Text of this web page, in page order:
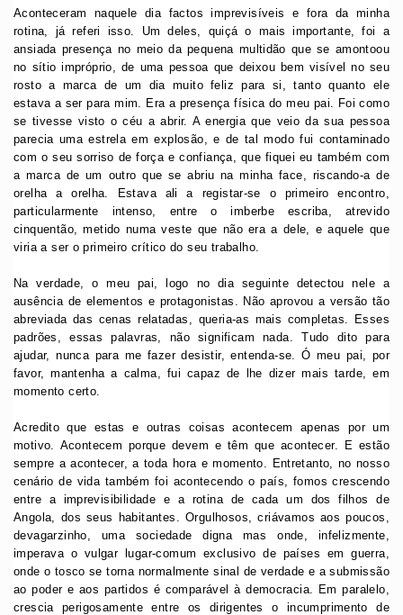
Aconteceram naquele dia factos imprevisíveis e fora da minha
rotina, já referi isso. Um deles, quiçá o mais importante, foi a
ansiada presença no meio da pequena multidão que se amontoou
no sítio impróprio, de uma pessoa que deixou bem visível no seu
rosto a marca de um dia muito feliz para si, tanto quanto ele
estava a ser para mim. Era a presença física do meu pai. Foi como
se tivesse visto o céu a abrir. A energia que veio da sua pessoa
parecia uma estrela em explosão, e de tal modo fui contaminado
com o seu sorriso de força e confiança, que fiquei eu também com
a marca de um outro que se abriu na minha face, riscando-a de
orelha a orelha. Estava ali a registar-se o primeiro encontro,
particularmente intenso, entre o imberbe escriba, atrevido
cinquentão, metido numa veste que não era a dele, e aquele que
viria a ser o primeiro crítico do seu trabalho.
Na verdade, o meu pai, logo no dia seguinte detectou nele a
ausência de elementos e protagonistas. Não aprovou a versão tão
abreviada das cenas relatadas, queria-as mais completas. Esses
padrões, essas palavras, não significam nada. Tudo dito para
ajudar, nunca para me fazer desistir, entenda-se. Ó meu pai, por
favor, mantenha a calma, fui capaz de lhe dizer mais tarde, em
momento certo.
Acredito que estas e outras coisas acontecem apenas por um
motivo. Acontecem porque devem e têm que acontecer. E estão
sempre a acontecer, a toda hora e momento. Entretanto, no nosso
cenário de vida também foi acontecendo o país, fomos crescendo
entre a imprevisibilidade e a rotina de cada um dos filhos de
Angola, dos seus habitantes. Orgulhosos, criávamos aos poucos,
devagarzinho, uma sociedade digna mas onde, infelizmente,
imperava o vulgar lugar-comum exclusivo de países em guerra,
onde o tosco se torna normalmente sinal de verdade e a submissão
ao poder e aos partidos é comparável à democracia. Em paralelo,
crescia perigosamente entre os dirigentes o incumprimento de